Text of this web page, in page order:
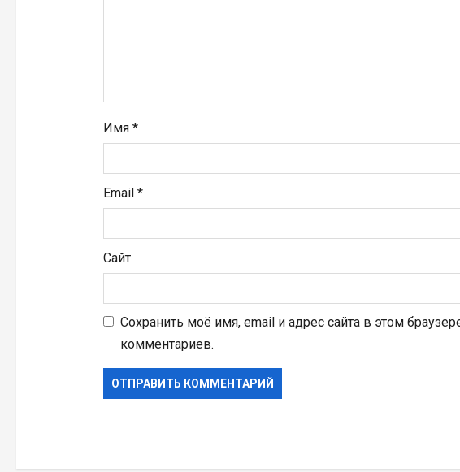
я
м
Имя *
Email *
Сайт
Сохранить моё имя, email и адрес сайта в этом
комментариев.